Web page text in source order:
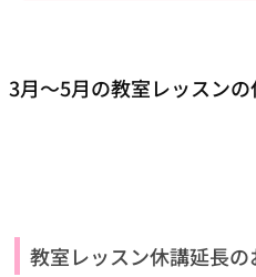
3月～5月の教室レッスン
教室レッスン休講延長の